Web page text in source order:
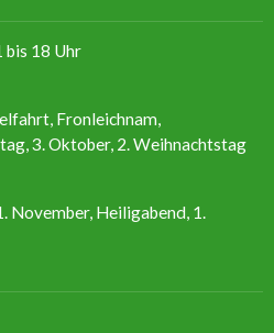
bis 18 Uhr
Fronleichnam,
3. Oktober, 2. Weihnachtstag
November, Heiligabend, 1.